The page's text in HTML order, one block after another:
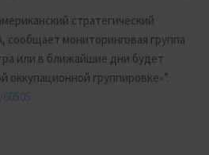
стратегический
мониторинговая группа
или в ближайшие дни будет
оккупационной группировке»”.